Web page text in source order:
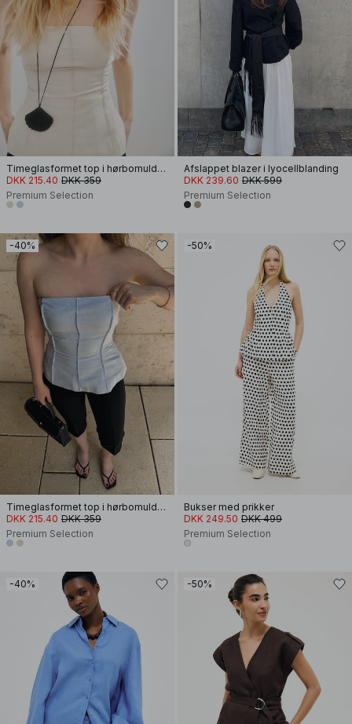
Timeglasformet top i hørbomuld- og lyocellreb med sømdetalje
DKK 215.40 DKK 359
Premium Selection
Afslappet blazer i lyocellblanding
DKK 239.60 DKK 599
Premium Selection
-40%
Timeglasformet top i hørbomuld- og lyocellreb med sømdetalje
DKK 215.40 DKK 359
Premium Selection
-50%
Bukser med prikker
DKK 249.50 DKK 499
Premium Selection
-40% -50%